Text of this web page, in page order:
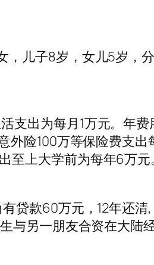
儿子8岁，女儿5岁，
出为每月1万元。年
险100万等保险费支
至上大学前为每年6万元。
贷款60万元，12年还
另一朋友合资在大陆